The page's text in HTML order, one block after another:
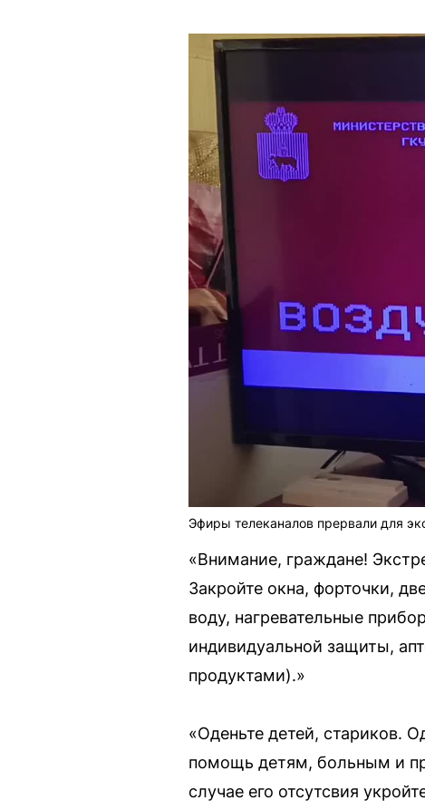
Эфиры телеканалов прервали для
«Внимание, граждане!
Закройте окна, форточки,
воду, нагревательные
индивидуальной защиты,
продуктами).»
«Оденьте детей, стариков.
помощь детям, больным и
случае его отсутсвия